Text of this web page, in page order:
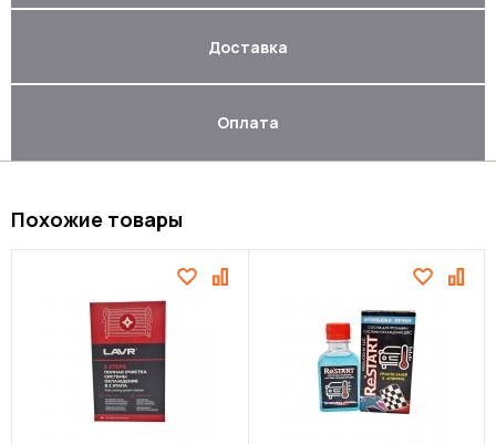
Доставка
Оплата
Похожие товары